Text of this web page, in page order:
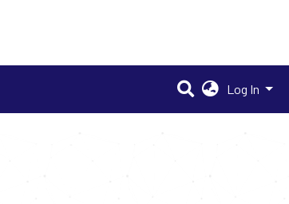
Log In